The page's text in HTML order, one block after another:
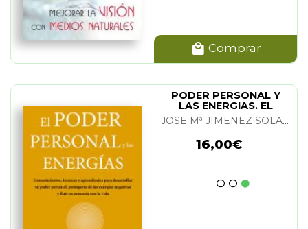
Comprar
PODER PERSONAL Y
LAS ENERGIAS. EL
JOSE Mª JIMENEZ SOLANA
16,00€